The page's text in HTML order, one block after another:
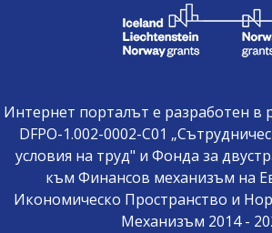
Интернет порталът е разработен в
DFPO-1.002-0002-C01
условия на труд" и Фонда за
към Финансов механизъм на
Икономическо Пространство и
Механизъм 2014 -